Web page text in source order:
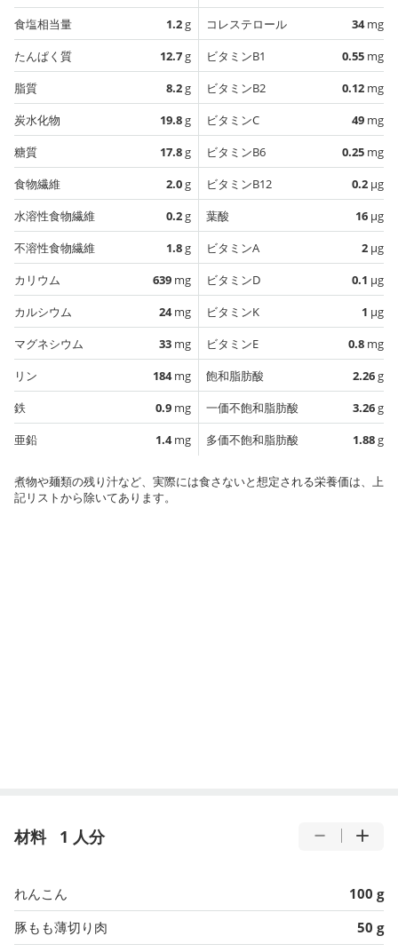
食塩相当量
1.2g
たんぱく質
12.7g
脂質
8.2g
炭水化物
19.8g
糖質
17.8g
食物繊維
2.0g
水溶性食物繊維
0.2g
不溶性食物繊維
1.8g
カリウム
639 mg
カルシウム
24mg
マグネシウム
33 mg
リン
184mg
鉄
0.9 mg
亜鉛
1.4mg
コレステロール
34mg
ビタミンB1
0.55 mg
ビタミンB2
0.12 mg
ビタミンC
49 mg
ビタミンB6
0.25 mg
ビタミンB12
0.2 µg
葉酸
16 µg
ビタミンA
2 µg
ビタミンD
0.1 µg
ビタミンK
1 µg
ビタミンE
0.8 mg
飽和脂肪酸
2.26g
一価不飽和脂肪酸
3.26g
多価不飽和脂肪酸
1.88g
煮物や麺類の残り汁など、実際には食さないと想定される栄養価は、上
記リストから除いてあります。
材料 1 人分
れんこん
100 g
豚もも薄切り肉
50 g